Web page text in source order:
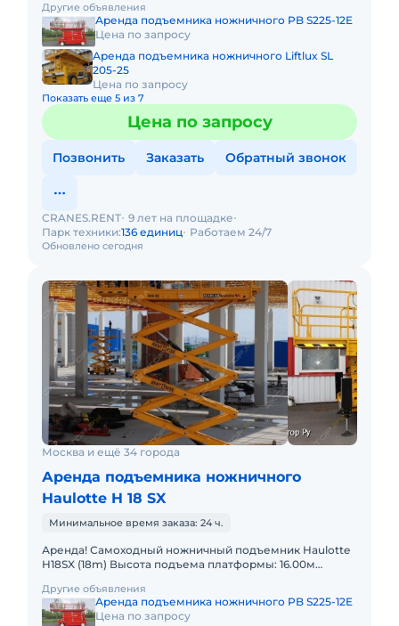
платформы:
Другие объявления
Аренда подъемника ножничного PB S225-12E
Цена по запросу
Аренда подъемника ножничного Liftlux SL
205-25
Цена по запросу
Показать еще 5 из 7
Цена по запросу
Позвонить Заказать Обратный звонок
Обновлено сегодня
CRANES.RENT 9 лет на площадке
Парк техники:136 единиц Работаем 24/7
Москва и ещё 34 города
Аренда подъемника ножничного
Haulotte H 18 SX
Минимальное время заказа: 24 ч.
Аренда! Самоходный ножничный подъемник Haulotte
H18SX (18m) Высота подъема платформы: 16.00м
платформы: 2 x 1
Другие объявления
Аренда подъемника ножничного PB S225-12E
Цена по запросу